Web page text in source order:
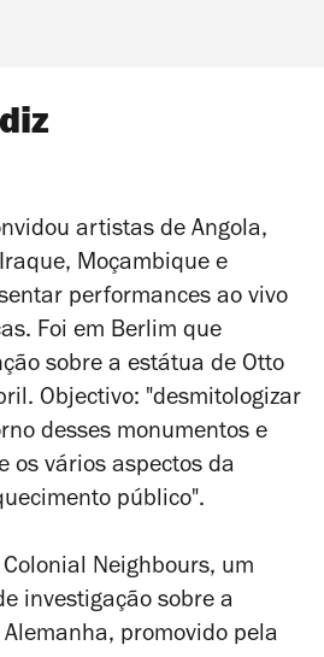
artistas de Angola,
Moçambique e
performances ao vivo
Foi em Berlim que
sobre a estátua de Otto
Objectivo: "desmitologizar
desses monumentos e
os vários aspectos da
público".
Colonial Neighbours, um
investigação sobre a
promovido pela